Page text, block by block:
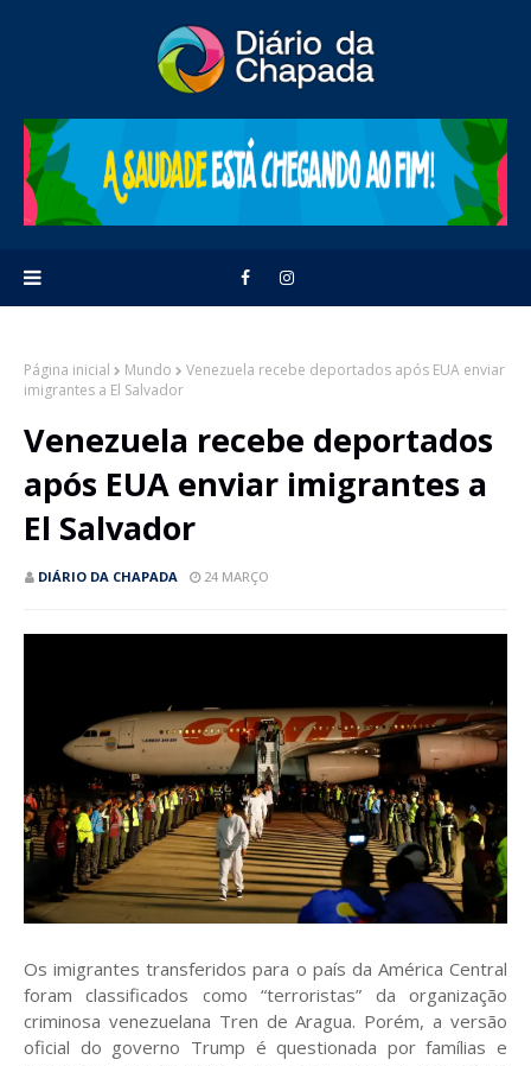
Página inicial Mundo
Venezuela recebe deportados após EUA enviar
imigrantes a El Salvador
Venezuela recebe deportados
após EUA enviar imigrantes a
El Salvador
DIÁRIO DA CHAPADA 24 MARÇO
Os imigrantes transferidos para o país da América Central
foram classificados como “terroristas” da organização
criminosa venezuelana Tren de Aragua. Porém, a versão
oficial do governo Trump é questionada por famílias e